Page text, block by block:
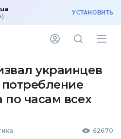
УСТАНОВИТЬ
украинцев
по часам всех
62670